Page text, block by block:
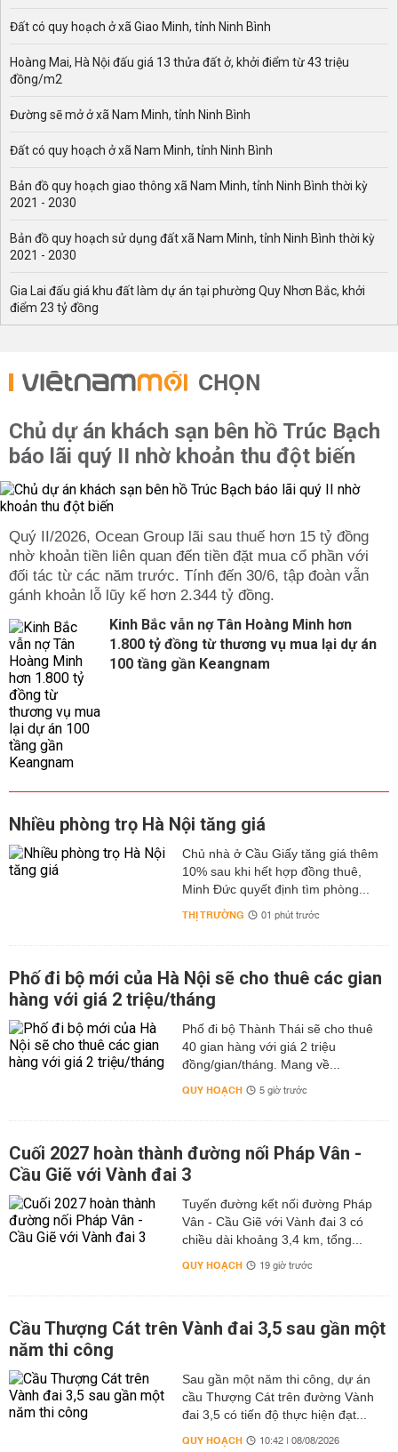
Đất có quy hoạch ở xã Giao Minh, tỉnh Ninh Bình
Hoàng Mai, Hà Nội đấu giá 13 thửa đất ở, khởi điểm từ 43 triệu
đồng/m2
Đường sẽ mở ở xã Nam Minh, tỉnh Ninh Bình
Đất có quy hoạch ở xã Nam Minh, tỉnh Ninh Bình
Bản đồ quy hoạch giao thông xã Nam Minh, tỉnh Ninh Bình thời kỳ
2021 - 2030
Bản đồ quy hoạch sử dụng đất xã Nam Minh, tỉnh Ninh Bình thời kỳ
2021 - 2030
Gia Lai đấu giá khu đất làm dự án tại phường Quy Nhơn Bắc, khởi
điểm 23 tỷ đồng
CHỌN
Chủ dự án khách sạn bên hồ Trúc Bạch
báo lãi quý II nhờ khoản thu đột biến
Quý II/2026, Ocean Group lãi sau thuế hơn 15 tỷ đồng
nhờ khoản tiền liên quan đến tiền đặt mua cổ phần với
đối tác từ các năm trước. Tính đến 30/6, tập đoàn vẫn
gánh khoản lỗ lũy kế hơn 2.344 tỷ đồng.
Kinh Bắc vẫn nợ Tân Hoàng Minh hơn
1.800 tỷ đồng từ thương vụ mua lại dự án
100 tầng gần Keangnam
Nhiều phòng trọ Hà Nội tăng giá
Chủ nhà ở Cầu Giấy tăng giá thêm
10% sau khi hết hợp đồng thuê,
Minh Đức quyết định tìm phòng...
THỊ TRƯỜNG 01 phút trước
Phố đi bộ mới của Hà Nội sẽ cho thuê các gian
hàng với giá 2 triệu/tháng
Phố đi bộ Thành Thái sẽ cho thuê
40 gian hàng với giá 2 triệu
đồng/gian/tháng. Mang về...
QUY HOẠCH 5 giờ trước
Cuối 2027 hoàn thành đường nối Pháp Vân -
Cầu Giẽ với Vành đai 3
Tuyến đường kết nối đường Pháp
Vân - Cầu Giẽ với Vành đai 3 có
chiều dài khoảng 3,4 km, tổng...
QUY HOẠCH 19 giờ trước
Cầu Thượng Cát trên Vành đai 3,5 sau gần một
năm thi công
Sau gần một năm thi công, dự án
cầu Thượng Cát trên đường Vành
đai 3,5 có tiến độ thực hiện đạt...
QUY HOẠCH 10:42 | 08/08/2026